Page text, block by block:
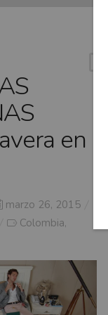
en
Posted
on
marzo 26, 2015
Colombia,